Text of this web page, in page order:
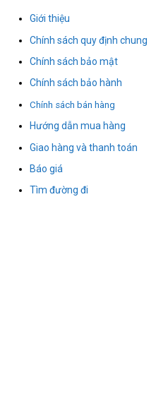
Giới thiệu
Chính sách quy định chung
Chính sách bảo mật
Chính sách bảo hành
Chính sách bán hàng
Hướng dẫn mua hàng
Giao hàng và thanh toán
Báo giá
Tìm đường đi